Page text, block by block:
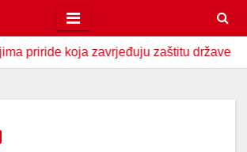
koja zavrjeđuju zaštitu države U